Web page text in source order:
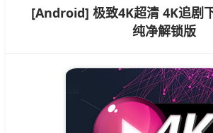
[Android] 极致4K超清 4K追剧
纯净解锁版